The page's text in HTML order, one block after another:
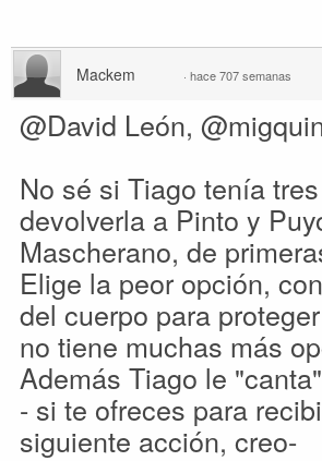
Mackem · hace 707 semanas
@David León,
No sé si Tiago tenía
devolverla a Pinto y
Mascherano, de
Elige la peor opción,
del cuerpo para
no tiene muchas más
Además Tiago le
- si te ofreces para
siguiente acción, creo-